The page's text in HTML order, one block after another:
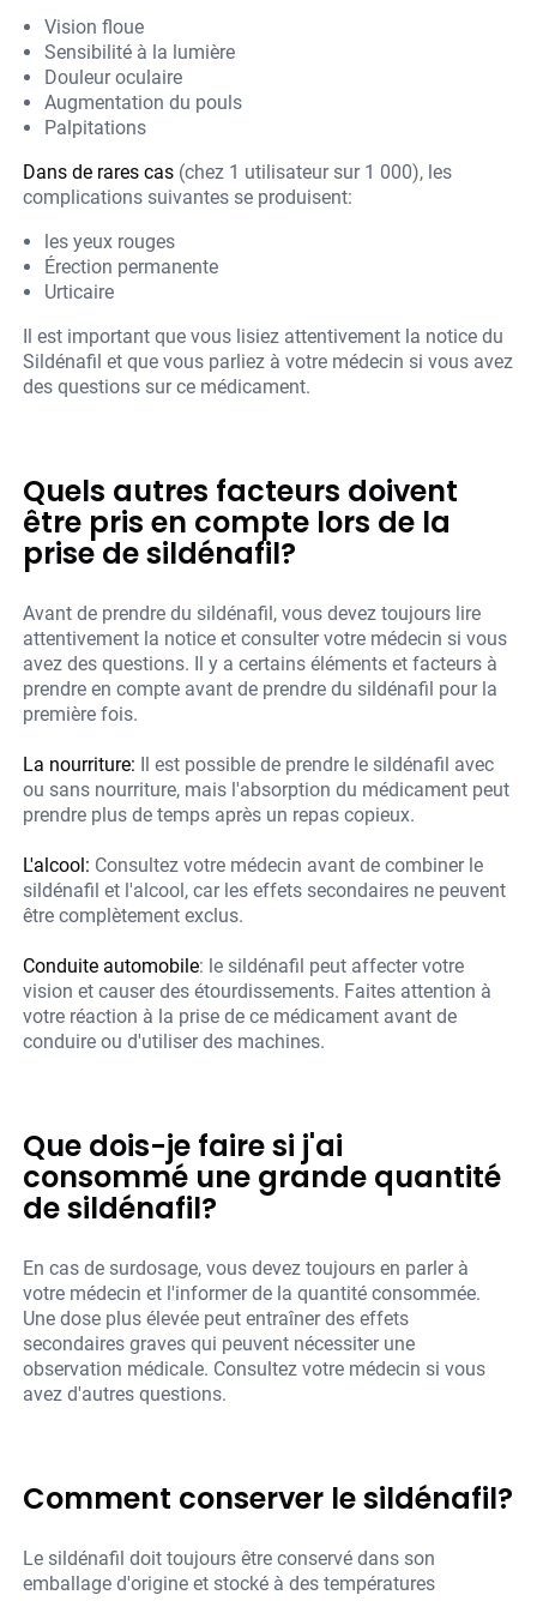
Vision floue
Sensibilité à la lumière
Douleur oculaire
Augmentation du pouls
Palpitations
Dans de rares cas (chez 1 utilisateur sur 1 000), les
complications suivantes se produisent:
les yeux rouges
Érection permanente
Urticaire
Il est important que vous lisiez attentivement la notice du
Sildénafil et que vous parliez à votre médecin si vous avez
des questions sur ce médicament.
Quels autres facteurs doivent
être pris en compte lors de la
prise de sildénafil?
Avant de prendre du sildénafil, vous devez toujours lire
attentivement la notice et consulter votre médecin si vous
avez des questions. Il y a certains éléments et facteurs à
prendre en compte avant de prendre du sildénafil pour la
première fois.
La nourriture:
Il est possible de prendre le sildénafil avec
ou sans nourriture, mais l'absorption du médicament peut
prendre plus de temps après un repas copieux.
L'alcool: Consultez votre médecin avant de combiner le
sildénafil et l'alcool, car les effets secondaires ne peuvent
être complètement exclus.
Conduite automobile: le sildénafil peut affecter votre
vision et causer des étourdissements. Faites attention à
votre réaction à la prise de ce médicament avant de
conduire ou d'utiliser des machines.
Que dois-je faire si j'ai
consommé une grande quantité
de sildénafil?
En cas de surdosage, vous devez toujours en parler à
votre médecin et l'informer de la quantité consommée.
Une dose plus élevée peut entraîner des effets
secondaires graves qui peuvent nécessiter une
observation médicale. Consultez votre médecin si vous
avez d'autres questions.
Comment conserver le sildénafil?
Le sildénafil doit toujours être conservé dans son
emballage d'origine et stocké à des températures